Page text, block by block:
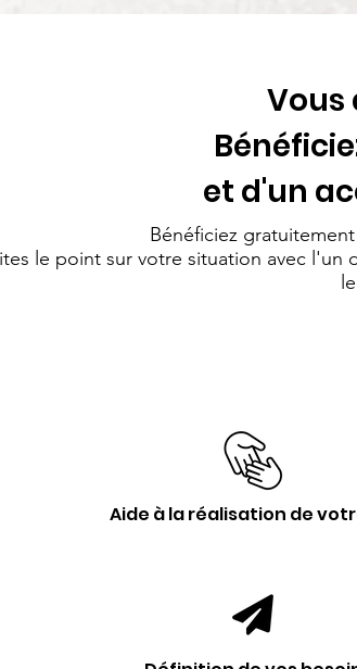
Vous
et d'un
Bénéficiez
le point sur votre situation avec l'un
Aide à la réalisation de